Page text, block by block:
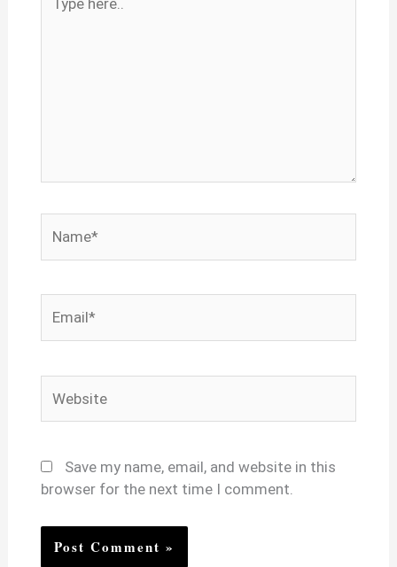
here..
Save my name, email, and website in this
browser for the next time I comment.